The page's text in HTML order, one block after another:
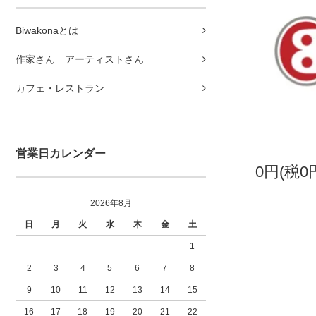
Biwakonaとは
作家さん アーティストさん
カフェ・レストラン
営業日カレンダー
2026年8月
日 月 火 水 木 金 土
1
2 3 4 5 6 7 8
9 10 11 12 13 14 15
16 17 18 19 20 21 22
0円(税0